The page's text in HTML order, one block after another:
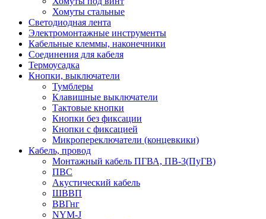
Хомуты стальные
Светодиодная лента
Электромонтажные инструменты
Кабельные клеммы, наконечники
Соединения для кабеля
Термоусадка
Кнопки, выключатели
Тумблеры
Клавишные выключатели
Тактовые кнопки
Кнопки без фиксации
Кнопки с фиксацией
Микропереключатели (концевкики)
Кабель, провод
Монтажный кабель ПГВА, ПВ-3(ПуГВ)
ПВС
Акустический кабель
ШВВП
ВВГнг
NYM-J